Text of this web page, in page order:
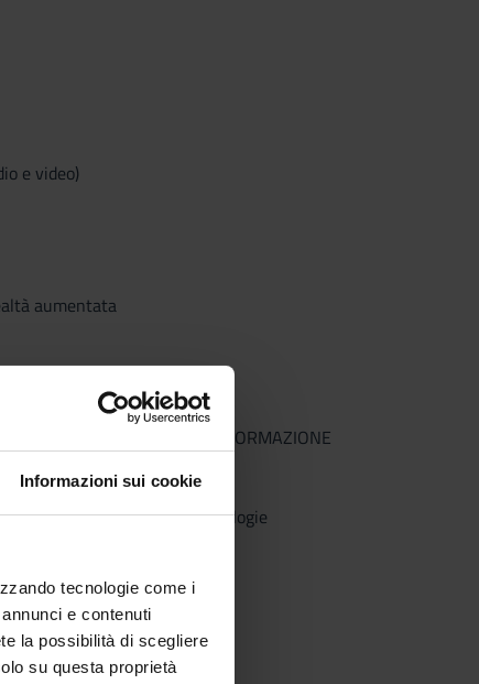
Informazioni sui cookie
tecnologie come i
e contenuti
la possibilità di scegliere
su questa proprietà
e video)
aumentata
DELL’EDUCAZIONE E DELLA FORMAZIONE
mappe concettuali e ontologie